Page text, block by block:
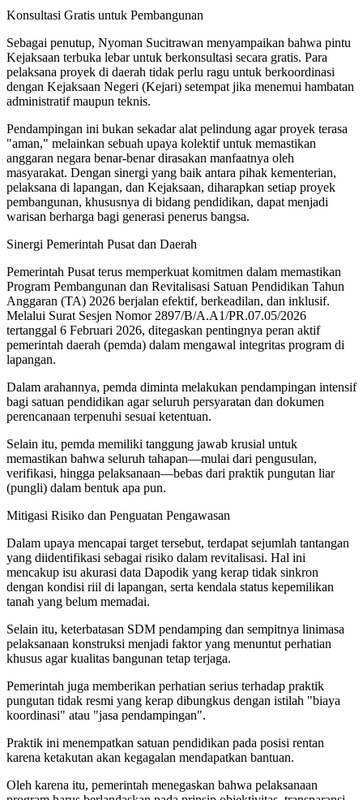
Konsultasi Gratis untuk Pembangunan
Sebagai penutup, Nyoman Sucitrawan menyampaikan bahwa pintu
Kejaksaan terbuka lebar untuk berkonsultasi secara gratis. Para
pelaksana proyek di daerah tidak perlu ragu untuk berkoordinasi
dengan Kejaksaan Negeri (Kejari) setempat jika menemui hambatan
administratif maupun teknis.
Pendampingan ini bukan sekadar alat pelindung agar proyek terasa
"aman," melainkan sebuah upaya kolektif untuk memastikan
anggaran negara benar-benar dirasakan manfaatnya oleh
masyarakat. Dengan sinergi yang baik antara pihak kementerian,
pelaksana di lapangan, dan Kejaksaan, diharapkan setiap proyek
pembangunan, khususnya di bidang pendidikan, dapat menjadi
warisan berharga bagi generasi penerus bangsa.
Sinergi Pemerintah Pusat dan Daerah
Pemerintah Pusat terus memperkuat komitmen dalam memastikan
Program Pembangunan dan Revitalisasi Satuan Pendidikan Tahun
Anggaran (TA) 2026 berjalan efektif, berkeadilan, dan inklusif.
Melalui Surat Sesjen Nomor 2897/B/A.A1/PR.07.05/2026
tertanggal 6 Februari 2026, ditegaskan pentingnya peran aktif
pemerintah daerah (pemda) dalam mengawal integritas program di
lapangan.
Dalam arahannya, pemda diminta melakukan pendampingan intensif
bagi satuan pendidikan agar seluruh persyaratan dan dokumen
perencanaan terpenuhi sesuai ketentuan.
Selain itu, pemda memiliki tanggung jawab krusial untuk
memastikan bahwa seluruh tahapan—mulai dari pengusulan,
verifikasi, hingga pelaksanaan—bebas dari praktik pungutan liar
(pungli) dalam bentuk apa pun.
Mitigasi Risiko dan Penguatan Pengawasan
Dalam upaya mencapai target tersebut, terdapat sejumlah tantangan
yang diidentifikasi sebagai risiko dalam revitalisasi. Hal ini
mencakup isu akurasi data Dapodik yang kerap tidak sinkron
dengan kondisi riil di lapangan, serta kendala status kepemilikan
tanah yang belum memadai.
Selain itu, keterbatasan SDM pendamping dan sempitnya linimasa
pelaksanaan konstruksi menjadi faktor yang menuntut perhatian
khusus agar kualitas bangunan tetap terjaga.
Pemerintah juga memberikan perhatian serius terhadap praktik
pungutan tidak resmi yang kerap dibungkus dengan istilah "biaya
koordinasi" atau "jasa pendampingan".
Praktik ini menempatkan satuan pendidikan pada posisi rentan
karena ketakutan akan kegagalan mendapatkan bantuan.
Oleh karena itu, pemerintah menegaskan bahwa pelaksanaan